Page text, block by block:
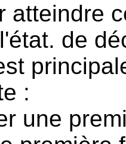
atteindre
de
:
une